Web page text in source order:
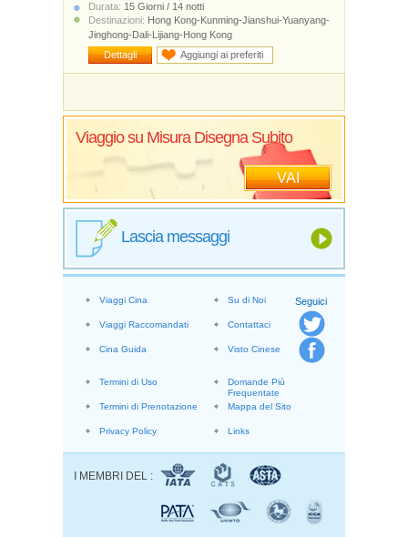
Durata: 15 Giorni / 14 notti
Destinazioni: Hong Kong-Kunming-Jianshui-Yuanyang-
Jinghong-Dali-Lijiang-Hong Kong
Dettagli
Aggiungi ai preferiti
Viaggio su Misura Disegna Subito
VAI
Lascia messaggi
Seguici
Viaggi Cina
Viaggi Raccomandati
Cina Guida
Su di Noi
Contattaci
Visto Cinese
Termini di Uso
Termini di Prenotazione
Privacy Policy
Domande Più
Frequentate
Mappa del Sito
Links
I MEMBRI DEL :